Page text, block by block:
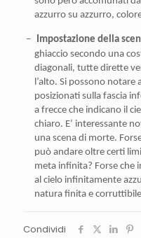
azzurro su azzurro,
– Impostazione della
ghiaccio secondo una
diagonali, tutte dirette
l’alto. Si possono
posizionati sulla fascia
a frecce che indicano il
chiaro. E’ interessante
una scena di morte.
può andare oltre certi
meta infinita? Forse che
al cielo infinitamente
natura finita e
Condividi